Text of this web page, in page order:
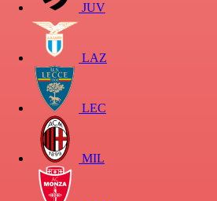
JUV
LAZ
LEC
MIL